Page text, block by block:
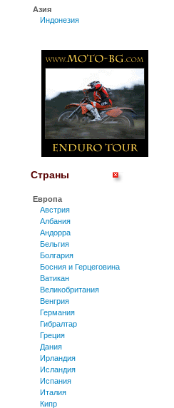
Азия
Индонезия
Малайзия
Филиппины
Южная Корея
Япония
Ближний Восток
Бахрейн
Катар
ОАЭ
Африка
Марокко
ЮАР
Северная Америка
Канада
Мексика
США
Центральная Америка и
Карибское Море
Каймановы острова
Коста-Рика
Пуэрто-Рико
Южная Америка
Аргентина
Бразилия
Венесуэла
Страны
Европа
Австрия
Албания
Андорра
Бельгия
Болгария
Босния и Герцеговина
Ватикан
Великобритания
Венгрия
Германия
Гибралтар
Греция
Дания
Ирландия
Исландия
Испания
Италия
Кипр